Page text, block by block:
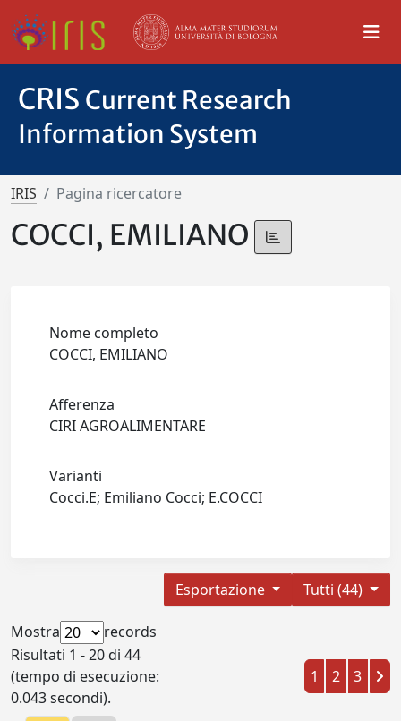
CRIS Current Research
Information System
IRIS Pagina ricercatore
COCCI, EMILIANO
Nome completo
COCCI, EMILIANO
Afferenza
CIRI AGROALIMENTARE
Varianti
Cocci.E; Emiliano Cocci; E.COCCI
Tutti (44)
Esportazione
Mostra
records
Risultati 1 - 20 di 44
(tempo di esecuzione:
0.043 secondi).
1 2 3